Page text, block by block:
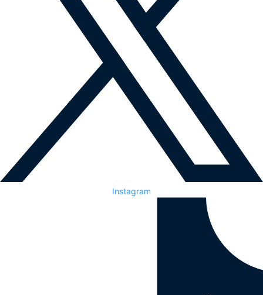
Instagram